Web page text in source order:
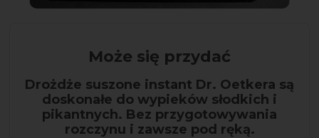
Może się przydać
Drożdże suszone instant Dr. Oetkera są
doskonałe do wypieków słodkich i
pikantnych. Bez przygotowywania
rozczynu i zawsze pod ręką.